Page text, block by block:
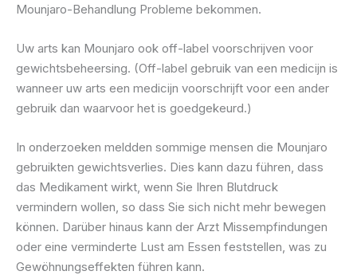
Mounjaro-Behandlung Probleme bekommen.
Uw arts kan Mounjaro ook off-label voorschrijven voor
gewichtsbeheersing. (Off-label gebruik van een medicijn is
wanneer uw arts een medicijn voorschrijft voor een ander
gebruik dan waarvoor het is goedgekeurd.)
In onderzoeken meldden sommige mensen die Mounjaro
gebruikten gewichtsverlies. Dies kann dazu führen, dass
das Medikament wirkt, wenn Sie Ihren Blutdruck
vermindern wollen, so dass Sie sich nicht mehr bewegen
können. Darüber hinaus kann der Arzt Missempfindungen
oder eine verminderte Lust am Essen feststellen, was zu
Gewöhnungseffekten führen kann.